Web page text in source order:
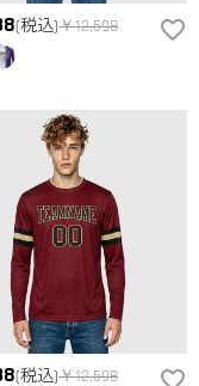
品ページの画像にサイ
選びください。測定方
誤差がある場合がござ
常配送は送料が2,520
達配送は送料が5,400
ります。（一部離島や
されます。）
のため、ご入金を確
ではなく、一つ一つ手
ページに記載しており
「配送方法」の選択
細は
配送について
使用品の返品は可能で
品手数料(材料費)が発
いて
までご確認くだ
(税込)￥12,598
(税込)￥12,598